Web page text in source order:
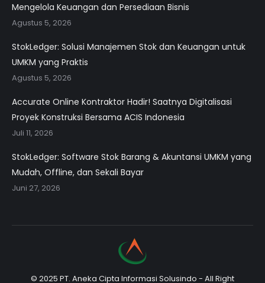
Mengelola Keuangan dan Persediaan Bisnis
Agustus 5, 2026
StokLedger: Solusi Manajemen Stok dan Keuangan untuk
UMKM yang Praktis
Agustus 5, 2026
Accurate Online Kontraktor Hadir! Saatnya Digitalisasi
Proyek Konstruksi Bersama ACIS Indonesia
Juli 11, 2026
StokLedger: Software Stok Barang & Akuntansi UMKM yang
Mudah, Offline, dan Sekali Bayar
Juni 27, 2026
© 2025 PT. Aneka Cipta Informasi Solusindo - All Right